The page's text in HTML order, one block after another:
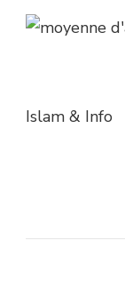
Islam & Info